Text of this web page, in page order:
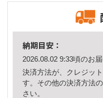
納期目安：
2026.08.02 9:33頃のお届
決済方法が、クレジッ
す。その他の決済方法
さい。